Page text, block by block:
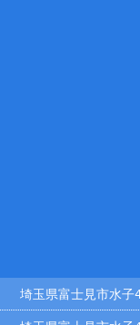
埼玉県富士見市水子